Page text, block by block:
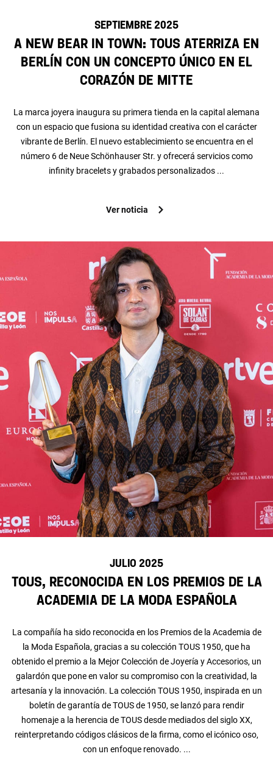
SEPTIEMBRE 2025
A New Bear in Town: TOUS aterriza en
Berlín con un concepto único en el
corazón de Mitte
La marca joyera inaugura su primera tienda en la capital alemana
con un espacio que fusiona su identidad creativa con el carácter
vibrante de Berlín. El nuevo establecimiento se encuentra en el
número 6 de Neue Schönhauser Str. y ofrecerá servicios como
infinity bracelets y grabados personalizados ...
Ver noticia
julio 2025
TOUS, reconocida en los Premios de la
Academia de la Moda Española
La compañía ha sido reconocida en los Premios de la Academia de
la Moda Española, gracias a su colección TOUS 1950, que ha
obtenido el premio a la Mejor Colección de Joyería y Accesorios, un
galardón que pone en valor su compromiso con la creatividad, la
artesanía y la innovación. La colección TOUS 1950, inspirada en un
boletín de garantía de TOUS de 1950, se lanzó para rendir
homenaje a la herencia de TOUS desde mediados del siglo XX,
reinterpretando códigos clásicos de la firma, como el icónico oso,
con un enfoque renovado. ...